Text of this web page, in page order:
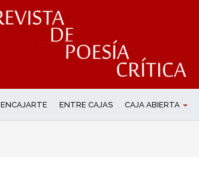
ENCAJARTE ENTRE CAJAS CAJA ABIERTA